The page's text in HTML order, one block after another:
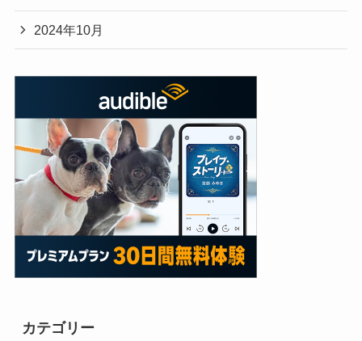
2024年10月
カテゴリー